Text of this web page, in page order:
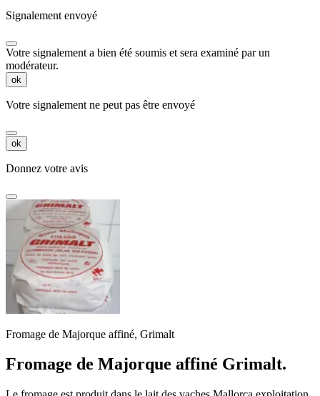
Signalement envoyé
Votre signalement a bien été soumis et sera examiné par un
modérateur.
ok
Votre signalement ne peut pas être envoyé
ok
Donnez votre avis
Fromage de Majorque affiné, Grimalt
Fromage de Majorque affiné Grimalt.